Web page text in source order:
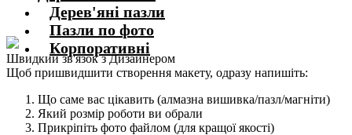
Дерев'яні пазли
Пазли по фото
Корпоративні
Швидкий зв'язок з Дизайнером
Щоб пришвидшити створення макету, одразу напишіть:
Що саме вас цікавить (алмазна вишивка/пазл/магніти)
Який розмір роботи ви обрали
Прикріпіть фото файлом (для кращої якості)